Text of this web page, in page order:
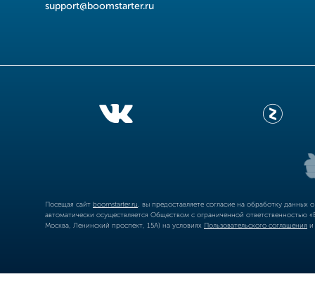
support@boomstarter.ru
Посещая сайт boomstarter.ru , вы предоставляете согласие на обработку
автоматически осуществляется Обществом с ограниченной
Москва, Ленинский проспект, 15А) на условиях Пользовательского соглашения и